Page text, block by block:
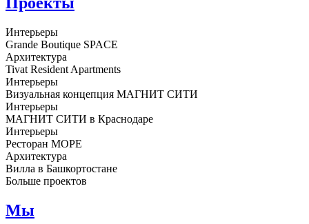
Интерьеры
Grande Boutique SPACE
Архитектура
Tivat Resident Apartments
Интерьеры
Визуальная концепция МАГНИТ СИТИ
Интерьеры
МАГНИТ СИТИ в Краснодаре
Интерьеры
Ресторан МОРЕ
Архитектура
Вилла в Башкортостане
Больше проектов
Мы